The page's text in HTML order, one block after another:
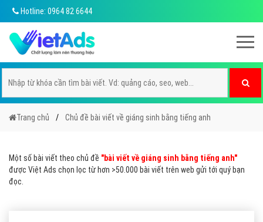
Hotline: 0964 82 6644
Trang chủ Chủ đề bài viết về giáng sinh bằng tiếng anh
Một số bài viết theo chủ đề "bài viết về giáng sinh bằng tiếng anh"
được Việt Ads chọn lọc từ hơn >50.000 bài viết trên web gửi tới quý bạn
đọc.